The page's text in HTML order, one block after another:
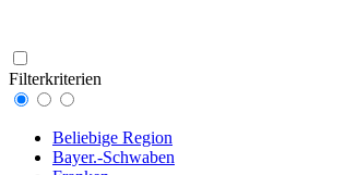
Filterkriterien
Beliebige Region
Bayer.-Schwaben